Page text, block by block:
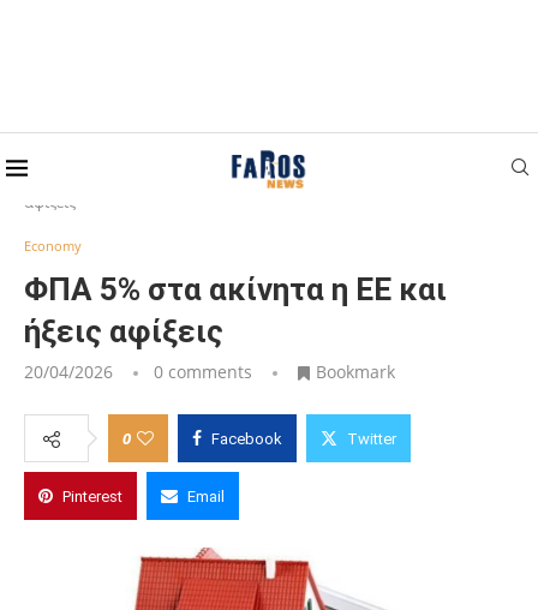
Home
ΦΠΑ 5% στα ακίνητα η ΕΕ και ήξεις
αφίξεις
Economy
ΦΠΑ 5% στα ακίνητα η ΕΕ και
ήξεις αφίξεις
20/04/2026 0 comments Bookmark
0 Facebook Twitter
Pinterest Email